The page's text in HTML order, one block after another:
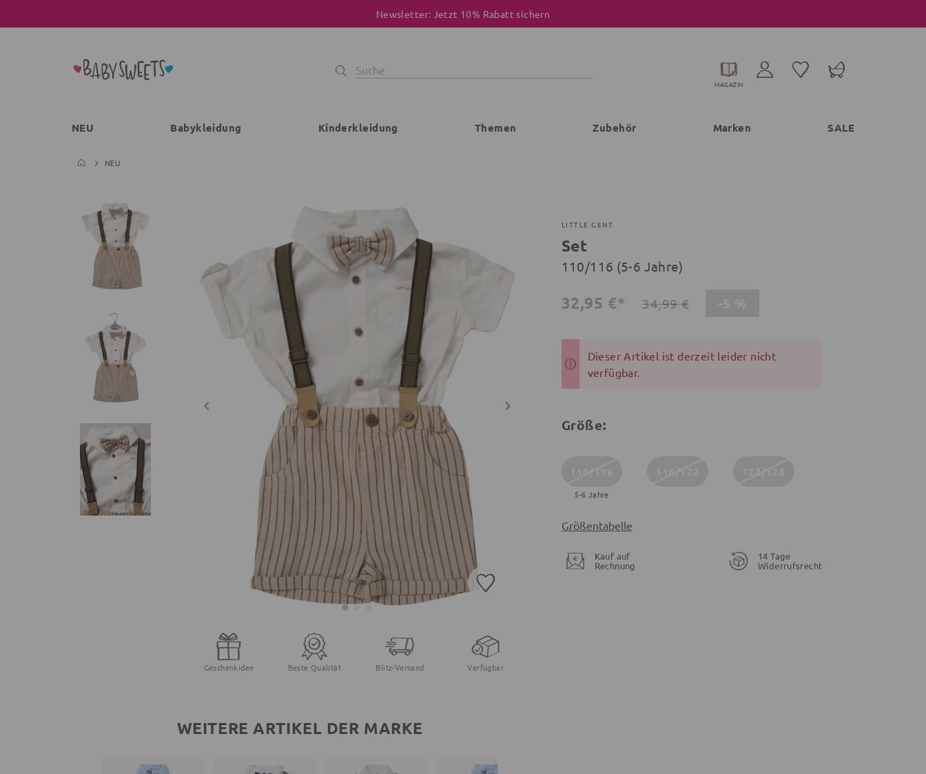
Newsletter: Jetzt 10% Rabatt sichern
MAGAZIN
NEU Babykleidung Kinderkleidung Themen Zubehör Marken SALE
NEU
Geschenkidee Beste Qualität Blitz-Versand Verfügbar
WEITERE ARTIKEL DER MARKE
LITTLE GENT
Set
110/116 (5-6 Jahre)
32,95 €* 34,99 €
Dieser Artikel ist derzeit leider nicht
verfügbar.
Größe:
5-6 Jahre
Größentabelle
Kauf auf
Rechnung
14 Tage
Widerrufsrecht